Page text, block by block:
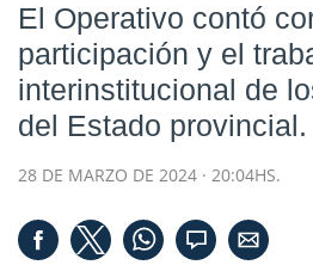
El Operativo contó
participación y el
interinstitucional de
del Estado provincial.
28 DE MARZO DE 2024 · 20:04HS.